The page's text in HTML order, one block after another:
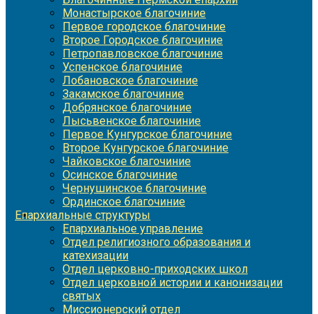
Монастырское благочиние
Первое городское благочиние
Второе Городское благочиние
Петропавловское благочиние
Успенское благочиние
Лобановское благочиние
Закамское благочиние
Добрянское благочиние
Лысьвенское благочиние
Первое Кунгурское благочиние
Второе Кунгурское благочиние
Чайковское благочиние
Осинское благочиние
Чернушинское благочиние
Ординское благочиние
Епархиальные структуры
Епархиальное управление
Отдел религиозного образования и
катехизации
Отдел церковно-приходских школ
Отдел церковной истории и канонизации
святых
Миссионерский отдел